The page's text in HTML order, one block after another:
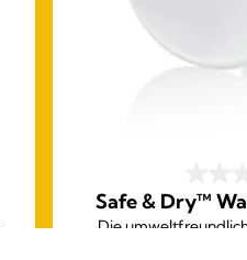
Safe & Dry™
Die